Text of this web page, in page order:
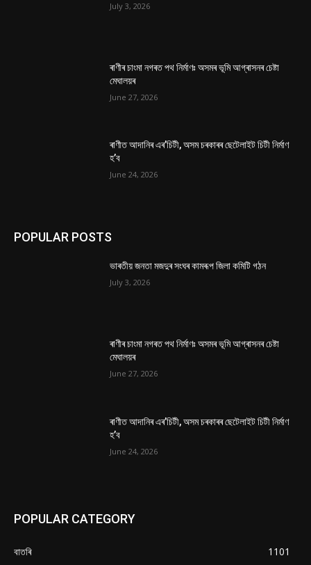
July 3, 2026
ৰাণীৰ চাংমা নগৰত পথ নিৰ্মাণঃ অসমৰ ভূমি আগ্ৰাসনৰ চেষ্টা
মেঘালয়ৰ
June 27, 2026
ৰাণীত আদানিৰ এৰ’চিটী, অসম চৰকাৰৰ ছেটেলাইট চিটী নিৰ্মাণ
হ’ব
June 24, 2026
POPULAR POSTS
ভাৰতীয় জনতা মজদুৰ সংঘৰ কামৰূপ জিলা কমিটি গঠন
July 3, 2026
ৰাণীৰ চাংমা নগৰত পথ নিৰ্মাণঃ অসমৰ ভূমি আগ্ৰাসনৰ চেষ্টা
মেঘালয়ৰ
June 27, 2026
ৰাণীত আদানিৰ এৰ’চিটী, অসম চৰকাৰৰ ছেটেলাইট চিটী নিৰ্মাণ
হ’ব
June 24, 2026
POPULAR CATEGORY
বাতৰি
1101